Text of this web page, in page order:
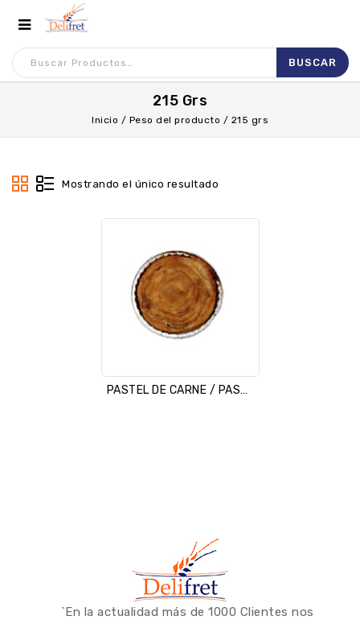
215 Grs
Inicio / Peso del producto / 215 grs
Mostrando el único resultado
PASTEL DE CARNE / PASTEL MURCIANO
`En la actualidad más de 1000 Clientes nos